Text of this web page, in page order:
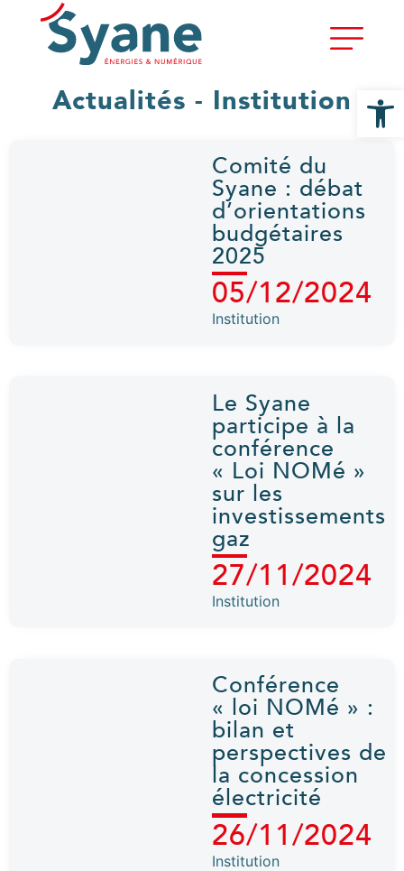
Actualités - Institution
Comité du
Syane : débat
d’orientations
budgétaires
2025
05/12/2024
Institution
Le Syane
participe à la
conférence
« Loi NOMé »
sur les
investissements
gaz
27/11/2024
Institution
Conférence
« loi NOMé » :
bilan et
perspectives de
la concession
électricité
26/11/2024
Institution
Ouvrir